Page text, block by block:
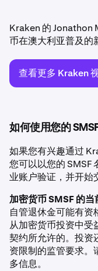
Kraken 的 Jonathon
币在澳大利亚普及的
查看更多 Kraken
如何使用您的
如果您有兴趣通过
您可以以您的 SMSF
业账户验证，并开始
加密货币 SMSF 的当
自管退休金可能有资
从加密货币投资中受
契约所允许的。投资
资限制的监管要求。
多信息。